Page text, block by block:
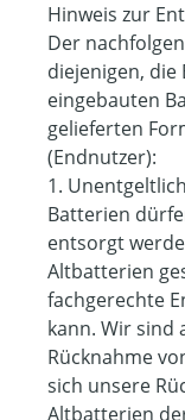
Hinweis zur
Der
diejenigen,
eingebauten
gelieferten
(Endnutzer):
1.
Batterien
entsorgt
Altbatterien
fachgerechte
kann. Wir sind
Rücknahme
sich unsere
Altbatterien